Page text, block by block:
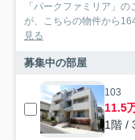
「パークファミリア」
が、こちらの物件から
見る
募集中の部屋
103
11.5
1階 /